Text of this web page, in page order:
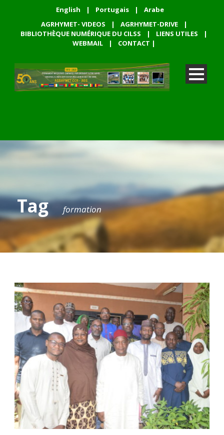
English | Portugais |
Arabe
AGRHYMET- VIDEOS
| AGRHYMET-DRIVE
|
BIBLIOTHÈQUE NUMÉRIQUE DU CILSS
| LIENS UTILES
|
WEBMAIL
| CONTACT |
Tag formation